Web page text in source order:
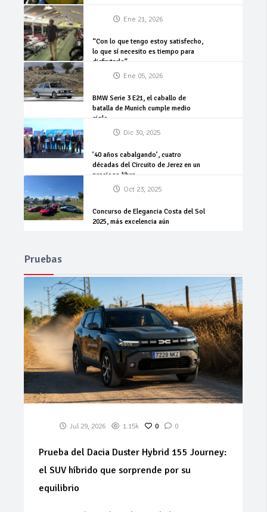
Ene 21, 2026
“Con lo que tengo estoy satisfecho,
lo que sí necesito es tiempo para
disfrutarlo”
Ene 05, 2026
BMW Serie 3 E21, el caballo de
batalla de Munich cumple medio
siglo
Dic 30, 2025
’40 años cabalgando’, cuatro
décadas del Circuito de Jerez en un
precioso libro
Oct 23, 2025
Concurso de Elegancia Costa del Sol
2025, más excelencia aún
Pruebas
Jul 29, 2026 1.15k 0 0
Prueba del Dacia Duster Hybrid 155 Journey:
el SUV híbrido que sorprende por su
equilibrio